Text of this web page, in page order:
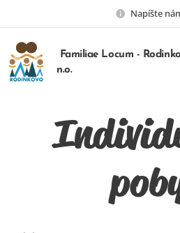
Napíšte
Familiae Locum -
n.o.